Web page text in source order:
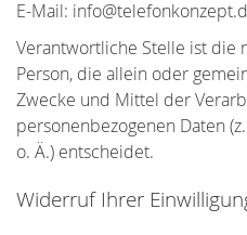
E-Mail:
Verantwortliche Stelle ist die
Person, die allein oder
Zwecke und Mittel der
personenbezogenen Daten
o. Ä.) entscheidet.
Widerruf Ihrer